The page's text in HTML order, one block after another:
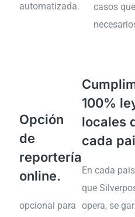
automatizada.
casos
Opción
de
reportería
online.
opcional para
100%
locales
cada
En cada
que
opera, se